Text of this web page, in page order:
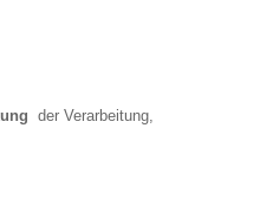
der Verarbeitung,